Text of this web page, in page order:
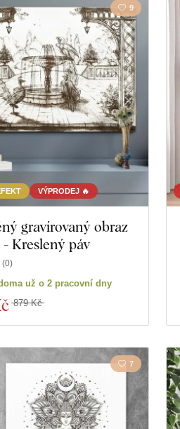
VÝPRODEJ 🔥
9
gravírovaný obraz
Kreslený páv
(0)
už o 2 pracovní dny
879 Kč
7